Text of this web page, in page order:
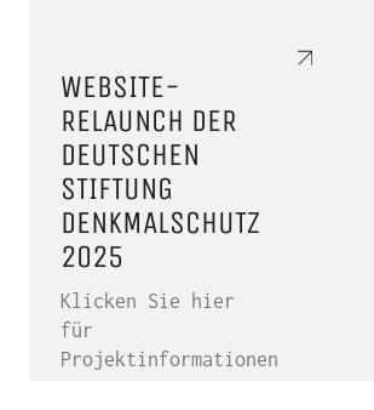
WEBSITE-
RELAUNCH DER
DEUTSCHEN
STIFTUNG
DENKMALSCHUTZ
2025
Klicken Sie hier
für
Projektinformationen